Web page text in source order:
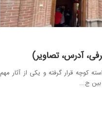
آدرس، تصاویر)
کوچه قرار گرفته و یکی از آثار مهم
بین ج...